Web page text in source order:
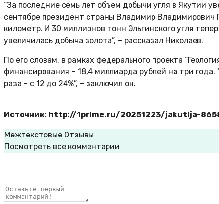
“За последние семь лет объем добычи угля в Якутии
сентябре президент страны Владимир Владимирович
километр. И 30 миллионов тонн Эльгинского угля
увеличилась добыча золота”, – рассказал Николаев.
По его словам, в рамках федерального проекта
финансирования – 18,4 миллиарда рублей на три
раза – с 12 до 24%”, – заключил он.
Источник: http://1prime.ru/20251223/jakutija-
Межтекстовые Отзывы
Посмотреть все комментарии